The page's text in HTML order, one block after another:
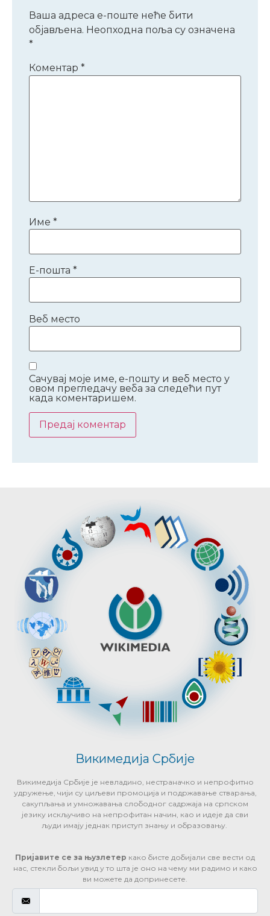
Ваша адреса е-поште неће бити
објављена. Неопходна поља су означена
*
Коментар *
Име *
Е-пошта *
Веб место
Сачувај моје име, е-пошту и веб место у
овом прегледачу веба за следећи пут
када коментаришем.
Викимедија Србије
Викимедија Србије је невладино, нестраначко и непрофитно
удружење, чији су циљеви промоција и подржавање стварања,
сакупљања и умножавања слободног садржаја на српском
језику искључиво на непрофитан начин, као и идеје да сви
људи имају једнак приступ знању и образовању.
Пријавите се за њузлетер како бисте добијали све вести од
нас, стекли бољи увид у то шта је оно на чему ми радимо и како
ви можете да допринесете.